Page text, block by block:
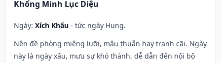
Khổng Minh Lục Diệu
Ngày: Xích Khẩu - tức ngày Hung.
Nên đề phòng miệng lưỡi, mâu thuẫn hay tranh cãi. Ngày
này là ngày xấu, mưu sự khó thành, dễ dẫn đến nội bộ